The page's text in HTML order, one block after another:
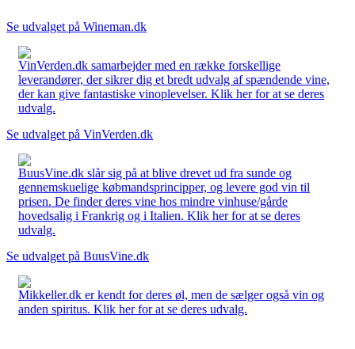
Se udvalget på Wineman.dk
VinVerden.dk samarbejder med en række forskellige
leverandører, der sikrer dig et bredt udvalg af spændende vine,
der kan give fantastiske vinoplevelser. Klik her for at se deres
udvalg.
Se udvalget på VinVerden.dk
BuusVine.dk slår sig på at blive drevet ud fra sunde og
gennemskuelige købmandsprincipper, og levere god vin til
prisen. De finder deres vine hos mindre vinhuse/gårde
hovedsalig i Frankrig og i Italien. Klik her for at se deres
udvalg.
Se udvalget på BuusVine.dk
Mikkeller.dk er kendt for deres øl, men de sælger også vin og
anden spiritus. Klik her for at se deres udvalg.